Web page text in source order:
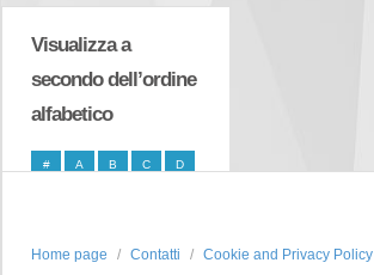
Visualizza a
secondo dell’ordine
alfabetico
# A B C D
Home page Contatti Cookie and Privacy Policy